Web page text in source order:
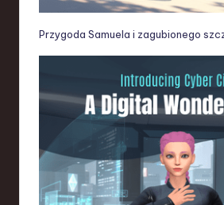
Przygoda Samuela i zagubionego